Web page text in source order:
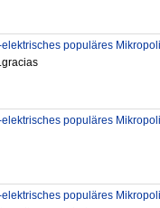
populäres
populäres
populäres